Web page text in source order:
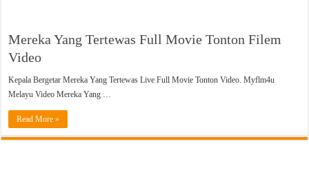
Mereka Yang Tertewas Full Movie Tonton Filem
Video
Kepala Bergetar Mereka Yang Tertewas Live Full Movie Tonton Video. Myflm4u
Melayu Video Mereka Yang …
Read More »